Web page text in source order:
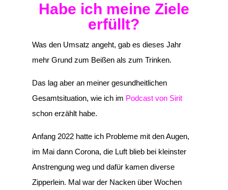
Habe ich meine Ziele
erfüllt?
Was den Umsatz angeht, gab es dieses Jahr
mehr Grund zum Beißen als zum Trinken.
Das lag aber an meiner gesundheitlichen
Gesamtsituation, wie ich im Podcast von Sirit
schon erzählt habe.
Anfang 2022 hatte ich Probleme mit den Augen,
im Mai dann Corona, die Luft blieb bei kleinster
Anstrengung weg und dafür kamen diverse
Zipperlein. Mal war der Nacken über Wochen